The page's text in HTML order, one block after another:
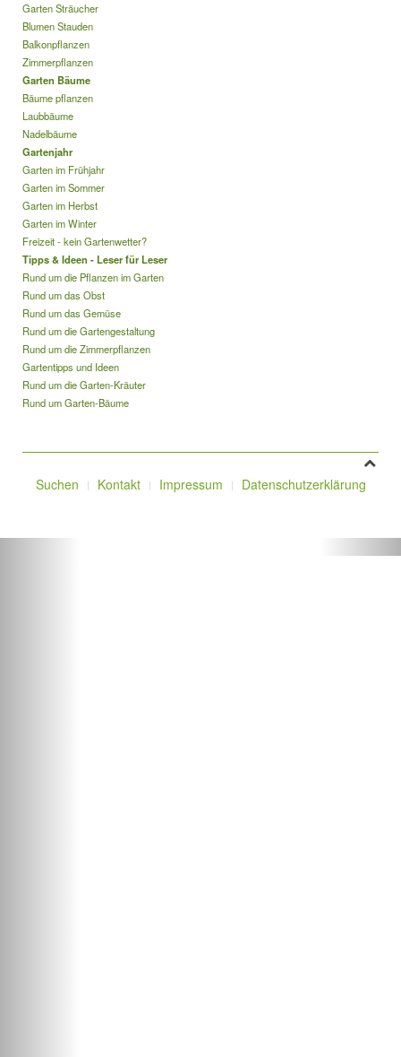
Garten Sträucher
Blumen Stauden
Balkonpflanzen
Zimmerpflanzen
Garten Bäume
Bäume pflanzen
Laubbäume
Nadelbäume
Gartenjahr
Garten im Frühjahr
Garten im Sommer
Garten im Herbst
Garten im Winter
Freizeit - kein Gartenwetter?
Tipps & Ideen - Leser für Leser
Rund um die Pflanzen im Garten
Rund um das Obst
Rund um das Gemüse
Rund um die Gartengestaltung
Rund um die Zimmerpflanzen
Gartentipps und Ideen
Rund um die Garten-Kräuter
Rund um Garten-Bäume
Suchen Kontakt Impressum Datenschutzerklärung